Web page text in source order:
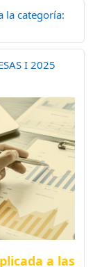
la categoría:
I 2025
a las